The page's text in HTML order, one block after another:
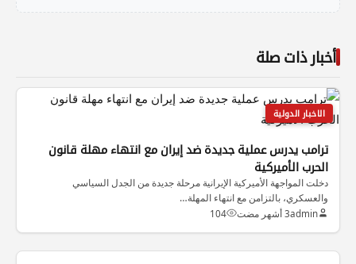
أخبار ذات صلة
الاخبار الدولية
ترامب يدرس عملية جديدة ضد إيران مع انتهاء مهلة قانون
الحرب الأميركية
دخلت المواجهة الأميركية الإيرانية مرحلة جديدة من الجدل السياسي
والعسكري، بالتزامن مع انتهاء المهلة…
admin3 أشهر مضت 104
الاخبار الدولية